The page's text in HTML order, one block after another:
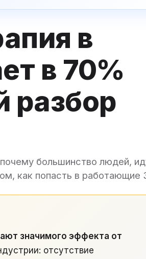
в
в 70%
разбор
большинство людей,
как попасть в работающие
значимого эффекта от
отсутствие